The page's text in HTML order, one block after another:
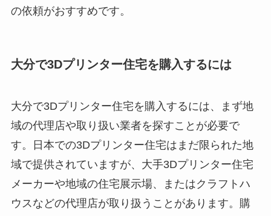
の依頼がおすすめです。
大分で3Dプリンター住宅を購入するには
大分で3Dプリンター住宅を購入するには、まず地
域の代理店や取り扱い業者を探すことが必要で
す。日本での3Dプリンター住宅はまだ限られた地
域で提供されていますが、大手3Dプリンター住宅
メーカーや地域の住宅展示場、またはクラフトハ
ウスなどの代理店が取り扱うことがあります。購